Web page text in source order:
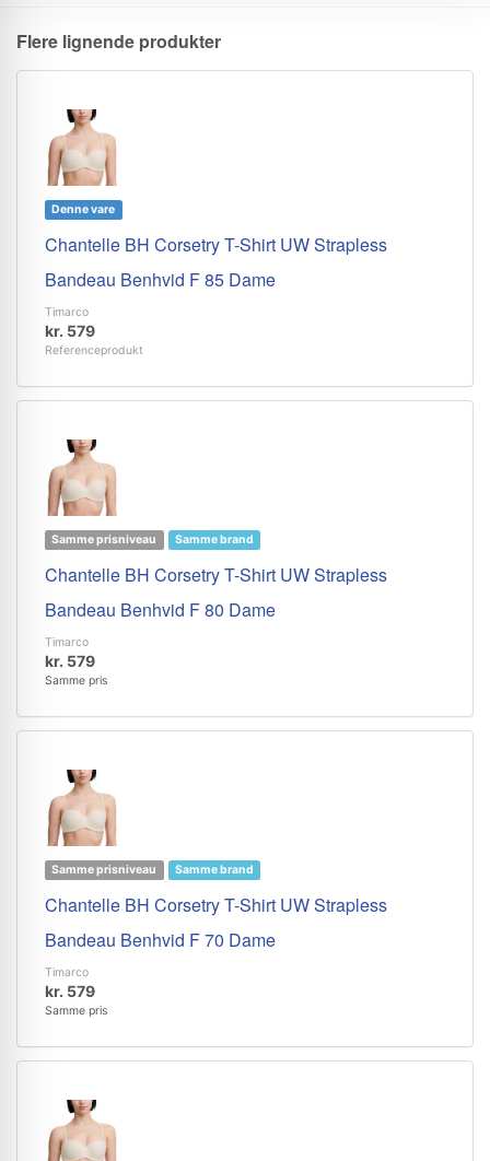
Flere lignende produkter
Denne vare
Chantelle BH Corsetry T-Shirt UW Strapless
Bandeau Benhvid F 85 Dame
Timarco
kr. 579
Referenceprodukt
Samme prisniveau Samme brand
Chantelle BH Corsetry T-Shirt UW Strapless
Bandeau Benhvid F 80 Dame
Timarco
kr. 579
Samme pris
Samme prisniveau Samme brand
Chantelle BH Corsetry T-Shirt UW Strapless
Bandeau Benhvid F 70 Dame
Timarco
kr. 579
Samme pris